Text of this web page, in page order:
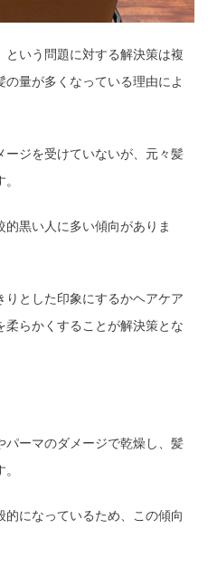
という問題に対する解決策は複
量が多くなっている理由によ
ジを受けていないが、元々髪
黒い人に多い傾向がありま
りとした印象にするかヘアケア
らかくすることが解決策とな
パーマのダメージで乾燥し、髪
になっているため、この傾向